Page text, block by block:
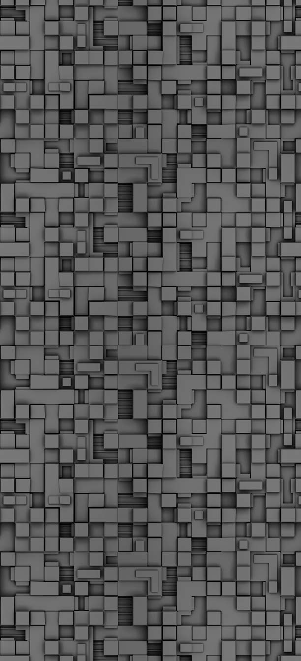
σε
ότι
το
ώστε να το
στο δήμο
Μαρτίου
σώμα η
Είχα την
των
στους
Αστυνομίας!
ολόκληρα
δεν
που
με
Μητσοτάκη. Ας
συντροφιάς
παρουσιάζει η
προστασία των
του 13ου
τις
των
παρά τις
και ενός
Χριστουγέννων,
στους
μια μακρά
περικοπές.
–
του Υπ.
επαναφοράς